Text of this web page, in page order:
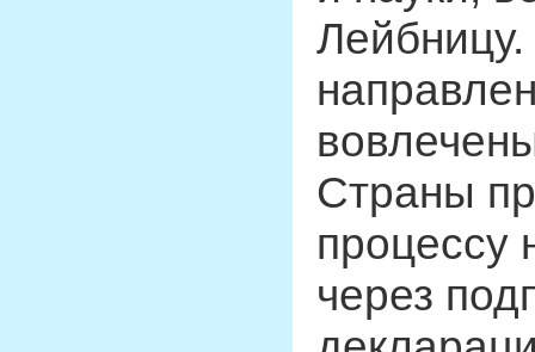
Страны
процессу
через